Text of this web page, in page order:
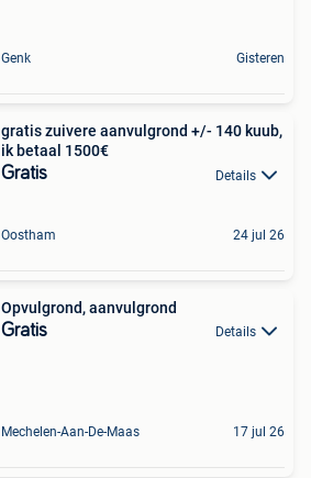
Genk Gisteren
gratis zuivere aanvulgrond +/- 140 kuub,
ik betaal 1500€
Gratis Details
Oostham 24 jul 26
Opvulgrond, aanvulgrond
Gratis Details
Mechelen-Aan-De-Maas 17 jul 26